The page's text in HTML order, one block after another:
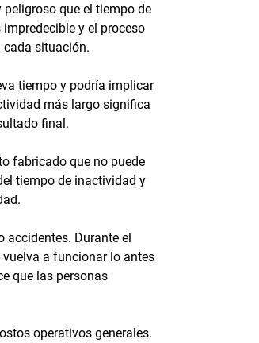
que el tiempo de
y el proceso
cada situación.
tiempo y podría implicar
más largo significa
final.
fabricado que no puede
tiempo de inactividad y
accidentes. Durante el
a funcionar lo antes
que las personas
operativos generales.